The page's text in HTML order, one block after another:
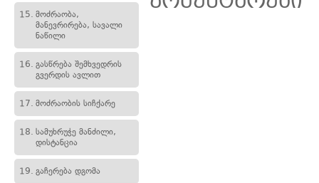
15. მოძრაობა,
მანევრირება, სავალი
ნაწილი
16. გასწრება შემხვედრის
გვერდის ავლით
17. მოძრაობის სიჩქარე
18. სამუხრუჭე მანძილი,
დისტანცია
19. გაჩერება დგომა